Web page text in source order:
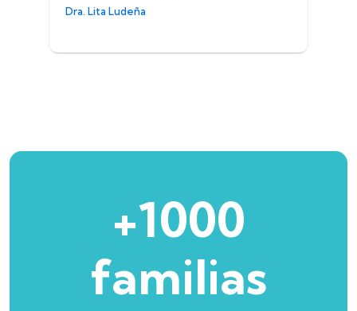
Dra. Lita Ludeña
+1000
familias